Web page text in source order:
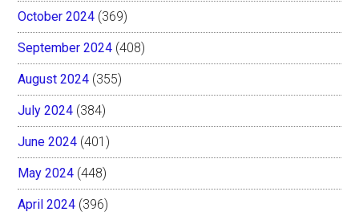
October 2024 (369)
September 2024 (408)
August 2024 (355)
July 2024 (384)
June 2024 (401)
May 2024 (448)
April 2024 (396)